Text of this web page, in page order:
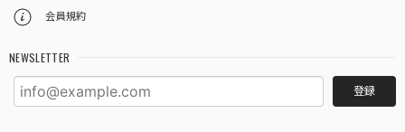
会員規約
NEWSLETTER
登録